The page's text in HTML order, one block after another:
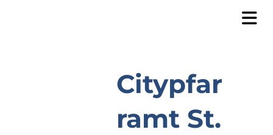
Citypfar
ramt St.